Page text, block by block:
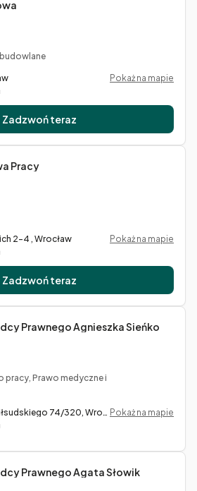
Pokaż na mapie
Zadzwoń teraz
Pracy
2-4 , Wrocław
Pokaż na mapie
Zadzwoń teraz
Prawnego Agnieszka Sieńko
pracy, Prawo medyczne i
Marszałka Józefa Piłsudskiego 74/320, Wrocław Pokaż na mapie
Prawnego Agata Słowik